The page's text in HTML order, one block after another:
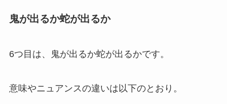
鬼が出るか蛇が出るか
6つ目は、鬼が出るか蛇が出るかです。
意味やニュアンスの違いは以下のとおり。